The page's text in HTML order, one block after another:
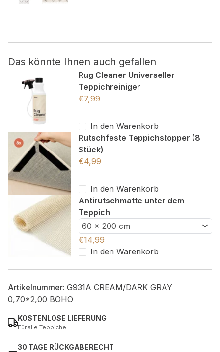
Das könnte Ihnen auch gefallen
Rug Cleaner Universeller
Teppichreiniger
€7,99
In den Warenkorb
Rutschfeste Teppichstopper (8
Stück)
€4,99
In den Warenkorb
Antirutschmatte unter dem
Teppich
60 x 200 cm
€14,99
In den Warenkorb
Artikelnummer: G931A CREAM/DARK GRAY
0,70*2,00 BOHO
KOSTENLOSE LIEFERUNG
Für alle Teppiche
30 TAGE RÜCKGABERECHT
Nicht kategorisiert.
wurden.
Alle ablehnen
Meine Einstellungen speichern